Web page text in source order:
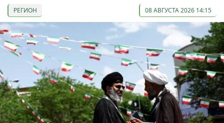
РЕГИОН 08 АВГУСТА 2026 14:15